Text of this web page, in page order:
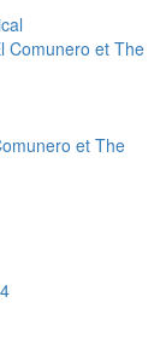
et The